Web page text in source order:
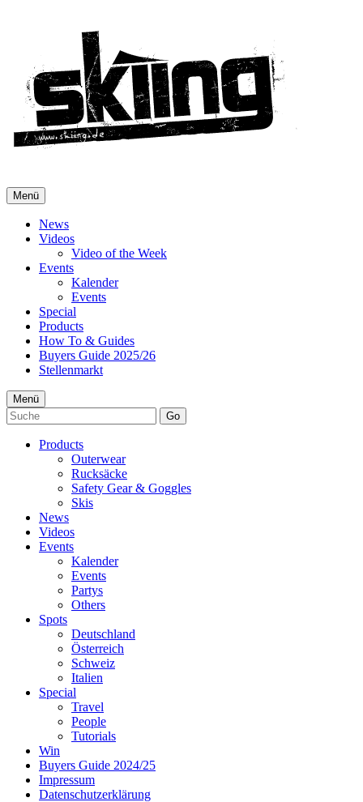
Menü
News
Videos
Video of the Week
Events
Kalender
Events
Special
Products
How To & Guides
Buyers Guide 2025/26
Stellenmarkt
Menü
Go
Products
Outerwear
Rucksäcke
Safety Gear & Goggles
Skis
News
Videos
Events
Kalender
Events
Partys
Others
Spots
Deutschland
Österreich
Schweiz
Italien
Special
Travel
People
Tutorials
Win
Buyers Guide 2024/25
Impressum
Datenschutzerklärung